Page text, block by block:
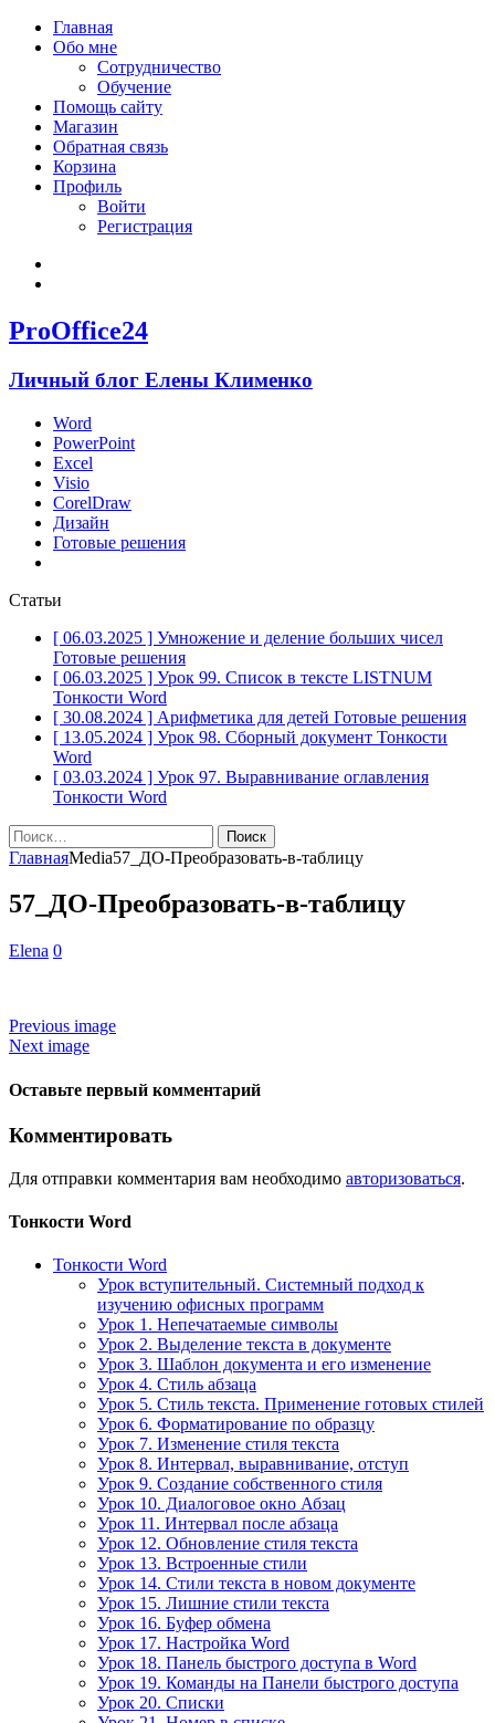
Главная
Обо мне
Сотрудничество
Обучение
Помощь сайту
Магазин
Обратная связь
Корзина
Профиль
Войти
Регистрация
ProOffice24
Личный блог Елены Клименко
Word
PowerPoint
Excel
Visio
CorelDraw
Дизайн
Готовые решения
Статьи
[ 06.03.2025 ] Умножение и деление больших чисел
Готовые решения
[ 06.03.2025 ] Урок 99. Список в тексте LISTNUM
Тонкости Word
[ 30.08.2024 ] Арифметика для детей Готовые решения
[ 13.05.2024 ] Урок 98. Сборный документ Тонкости
Word
[ 03.03.2024 ] Урок 97. Выравнивание оглавления
Тонкости Word
Найти:
ГлавнаяMedia57_ДО-Преобразовать-в-таблицу
57_ДО-Преобразовать-в-таблицу
Elena 0
Previous image
Next image
Оставьте первый комментарий
Комментировать
Для отправки комментария вам необходимо авторизоваться.
Тонкости Word
Тонкости Word
Урок вступительный. Системный подход к
изучению офисных программ
Урок 1. Непечатаемые символы
Урок 2. Выделение текста в документе
Урок 3. Шаблон документа и его изменение
Урок 4. Стиль абзаца
Урок 5. Стиль текста. Применение готовых стилей
Урок 6. Форматирование по образцу
Урок 7. Изменение стиля текста
Урок 8. Интервал, выравнивание, отступ
Урок 9. Создание собственного стиля
Урок 10. Диалоговое окно Абзац
Урок 11. Интервал после абзаца
Урок 12. Обновление стиля текста
Урок 13. Встроенные стили
Урок 14. Стили текста в новом документе
Урок 15. Лишние стили текста
Урок 16. Буфер обмена
Урок 17. Настройка Word
Урок 18. Панель быстрого доступа в Word
Урок 19. Команды на Панели быстрого доступа
Урок 20. Списки